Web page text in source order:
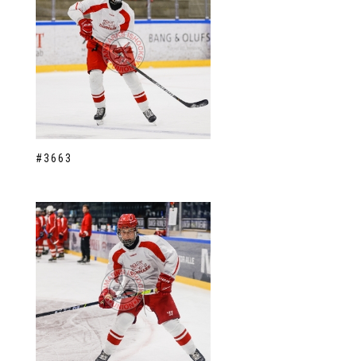
#3663